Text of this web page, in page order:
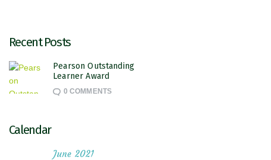
Recent Posts
Pearson Outstanding
Learner Award
0 COMMENTS
Calendar
June 2021